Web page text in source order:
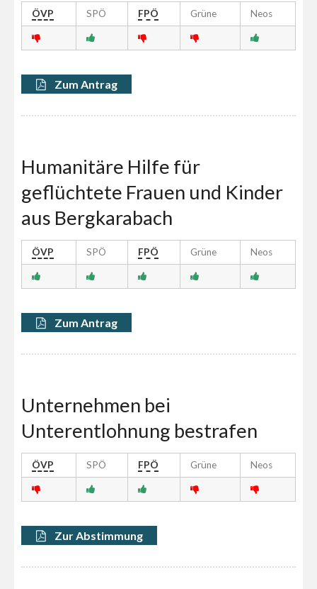
ÖVP SPÖ FPÖ Grüne Neos
Zum Antrag
Humanitäre Hilfe für
geflüchtete Frauen und Kinder
aus Bergkarabach
ÖVP SPÖ FPÖ Grüne Neos
Zum Antrag
Unternehmen bei
Unterentlohnung bestrafen
ÖVP SPÖ FPÖ Grüne Neos
Zur Abstimmung